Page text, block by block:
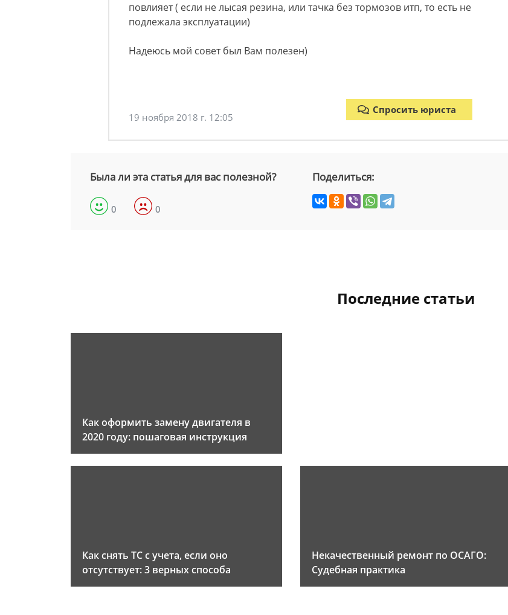
повлияет ( если не лысая резина, или тачка без тормозов итп, то есть не
подлежала эксплуатации)
Надеюсь мой совет был Вам полезен)
19 ноября 2018 г. 12:05
Спросить юриста
Была ли эта статья для вас полезной?
0 0
Поделиться:
Последние статьи
Как оформить замену двигателя в
2020 году: пошаговая инструкция
Как снять ТС с учета, если оно
отсутствует: 3 верных способа
Некачественный ремонт по ОСАГО:
Судебная практика